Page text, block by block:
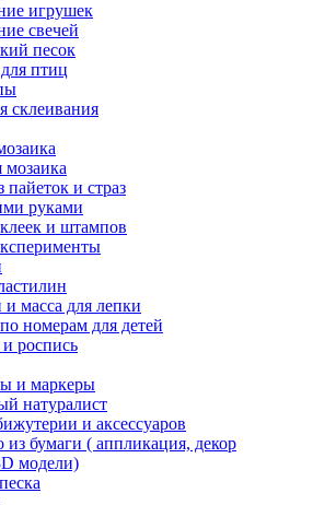
игрушек
свечей
песок
птиц
склеивания
пайеток и страз
руками
и штампов
масса для лепки
номерам для детей
роспись
и маркеры
натуралист
и аксессуаров
из бумаги ( аппликация, декор
модели)